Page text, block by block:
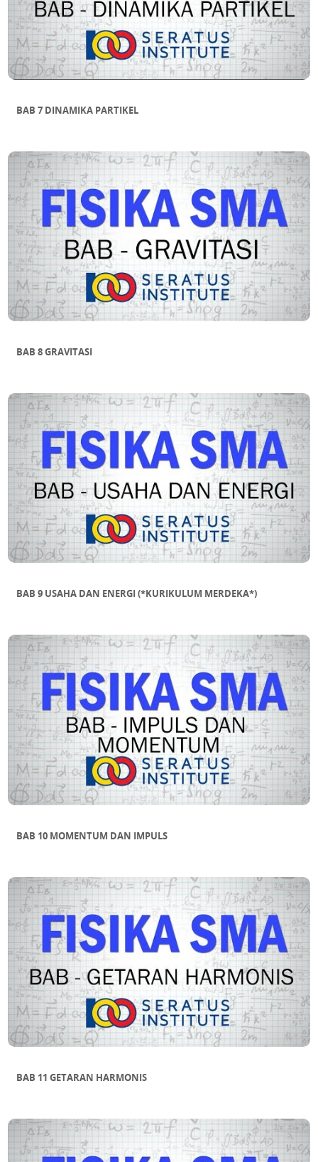
BAB 7 DINAMIKA PARTIKEL
BAB 8 GRAVITASI
BAB 9 USAHA DAN ENERGI (*KURIKULUM MERDEKA*)
BAB 10 MOMENTUM DAN IMPULS
BAB 11 GETARAN HARMONIS